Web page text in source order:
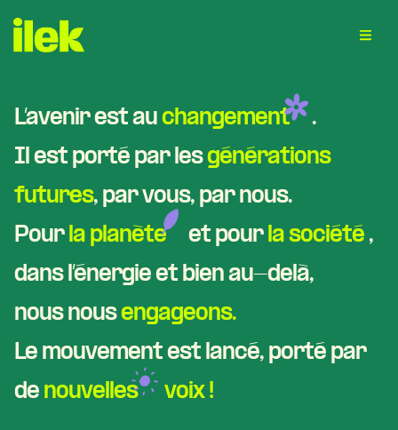
L’avenir est auchangement
.
Il est porté par lesgénérations
futures, par vous, par nous.
Pourla planète et pourla société ,
dans l’énergie et bien au-delà,
nous nousengageons.
Le mouvement est lancé, porté par
de nouvelles voix !